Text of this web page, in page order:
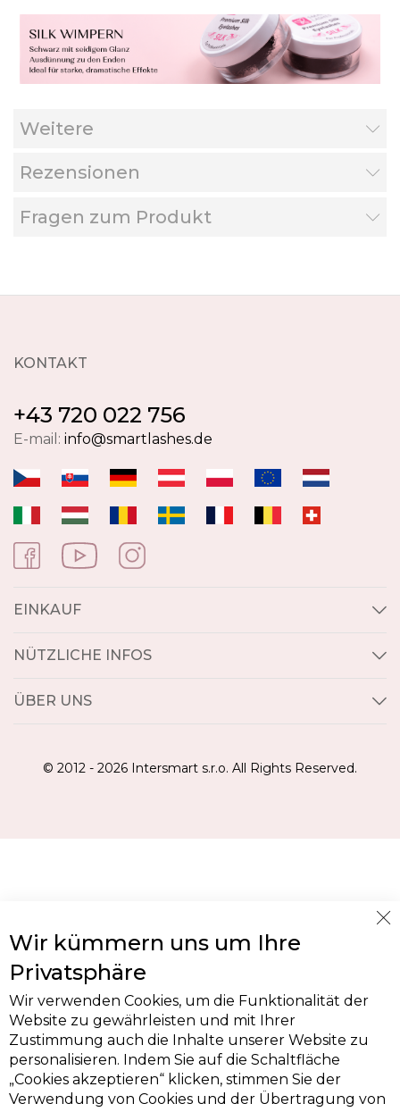
Weitere
Rezensionen
Fragen zum Produkt
KONTAKT
+43 720 022 756
E-mail: info@smartlashes.de
EINKAUF
NÜTZLICHE INFOS
ÜBER UNS
© 2012 - 2026 Intersmart s.r.o. All Rights Reserved.
Wir kümmern uns um Ihre
Privatsphäre
Wir verwenden Cookies, um die Funktionalität der
Website zu gewährleisten und mit Ihrer
Zustimmung auch die Inhalte unserer Website zu
personalisieren. Indem Sie auf die Schaltfläche
„Cookies akzeptieren“ klicken, stimmen Sie der
Verwendung von Cookies und der Übertragung von